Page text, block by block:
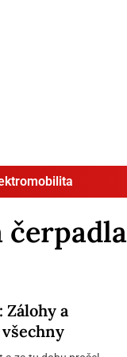
čerpadla
Zálohy a